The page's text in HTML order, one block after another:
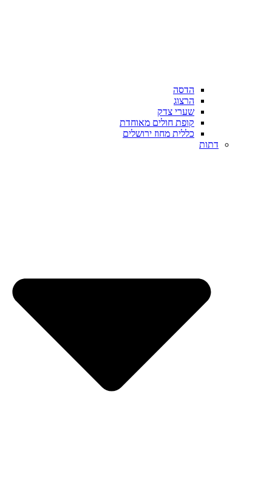
הדסה
הרצוג
שערי צדק
קופת חולים מאוחדת
כללית מחוז ירושלים
דתות